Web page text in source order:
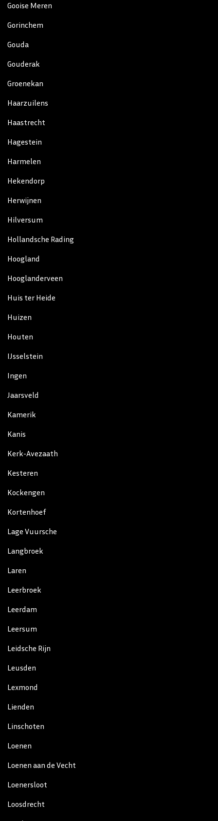
Gooise Meren
Gorinchem
Gouda
Gouderak
Groenekan
Haarzuilens
Haastrecht
Hagestein
Harmelen
Hekendorp
Herwijnen
Hilversum
Hollandsche Rading
Hoogland
Hooglanderveen
Huis ter Heide
Huizen
Houten
IJsselstein
Ingen
Jaarsveld
Kamerik
Kanis
Kerk-Avezaath
Kesteren
Kockengen
Kortenhoef
Lage Vuursche
Langbroek
Laren
Leerbroek
Leerdam
Leersum
Leidsche Rijn
Leusden
Lexmond
Lienden
Linschoten
Loenen
Loenen aan de Vecht
Loenersloot
Loosdrecht